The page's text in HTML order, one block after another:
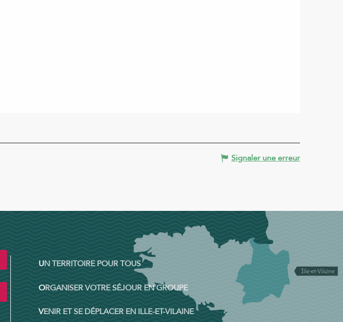
Signaler une erreur
UN TERRITOIRE POUR TOUS
ORGANISER VOTRE SÉJOUR EN GROUPE
VENIR ET SE DÉPLACER EN ILLE-ET-VILAINE